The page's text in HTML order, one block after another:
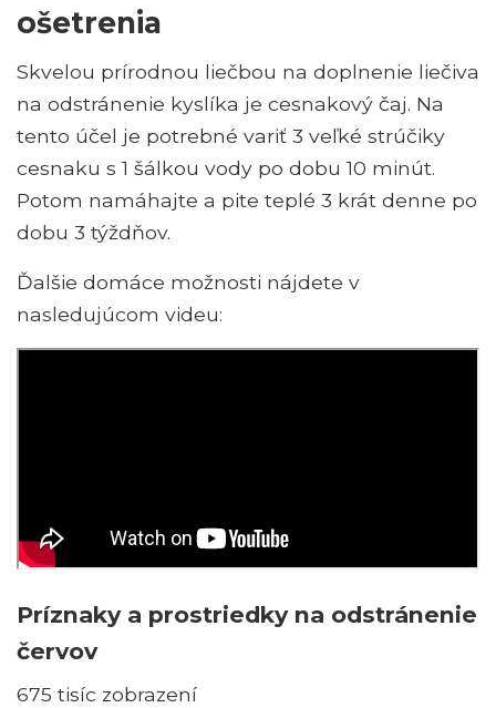
ošetrenia
Skvelou prírodnou liečbou na doplnenie liečiva
na odstránenie kyslíka je cesnakový čaj. Na
tento účel je potrebné variť 3 veľké strúčiky
cesnaku s 1 šálkou vody po dobu 10 minút.
Potom namáhajte a pite teplé 3 krát denne po
dobu 3 týždňov.
Ďalšie domáce možnosti nájdete v
nasledujúcom videu:
Príznaky a prostriedky na odstránenie
červov
675 tisíc zobrazení